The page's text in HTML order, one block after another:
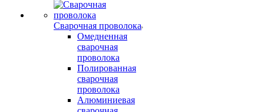
Сварочная проволока
Омедненная
сварочная
проволока
Полированная
сварочная
проволока
Алюминиевая